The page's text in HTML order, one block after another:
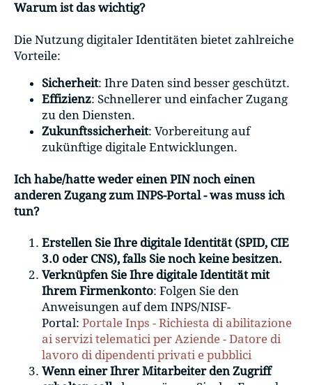
Warum ist das wichtig?
Die Nutzung digitaler Identitäten bietet zahlreiche
Vorteile:
Sicherheit: Ihre Daten sind besser geschützt.
Effizienz: Schnellerer und einfacher Zugang
zu den Diensten.
Zukunftssicherheit: Vorbereitung auf
zukünftige digitale Entwicklungen.
Ich habe/hatte weder einen PIN noch einen
anderen Zugang zum INPS-Portal - was muss ich
tun?
Erstellen Sie Ihre digitale Identität (SPID, CIE
3.0 oder CNS), falls Sie noch keine besitzen.
Verknüpfen Sie Ihre digitale Identität mit
Ihrem Firmenkonto: Folgen Sie den
Anweisungen auf dem INPS/NISF-
Portal: Portale Inps - Richiesta di abilitazione
ai servizi telematici per Aziende - Datore di
lavoro di dipendenti privati e pubblici
Wenn einer Ihrer Mitarbeiter den Zugriff